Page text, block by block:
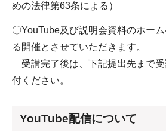
めの法律第63条による）
〇YouTube及び説明会資料のホー
る開催とさせていただきます。
受講完了後は、下記提出先まで
付ください。
YouTube配信について